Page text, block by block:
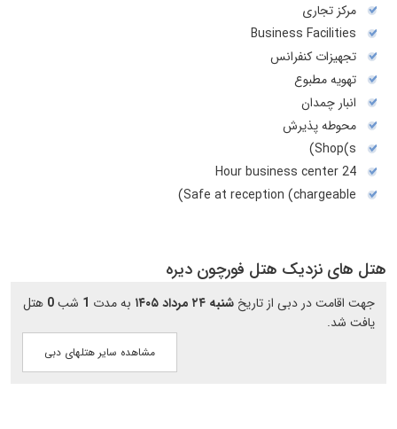
مرکز تجاری
Business Facilities
تجهیزات کنفرانس
تهويه مطبوع
انبار چمدان
محوطه پذیرش
Shop(s)
24 Hour business center
Safe at reception (chargeable)
هتل های نزدیک هتل فورچون دیره
جهت اقامت در دبی از تاریخ شنبه ۲۴ مرداد ۱۴۰۵ به مدت 1 شب0 هتل
یافت شد.
مشاهده سایر هتلهای دبی